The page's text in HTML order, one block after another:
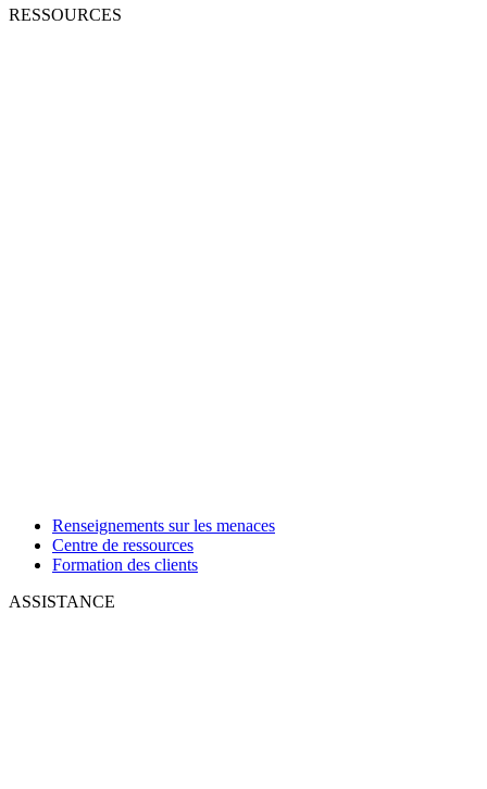
RESSOURCES
Renseignements sur les menaces
Centre de ressources
Formation des clients
ASSISTANCE